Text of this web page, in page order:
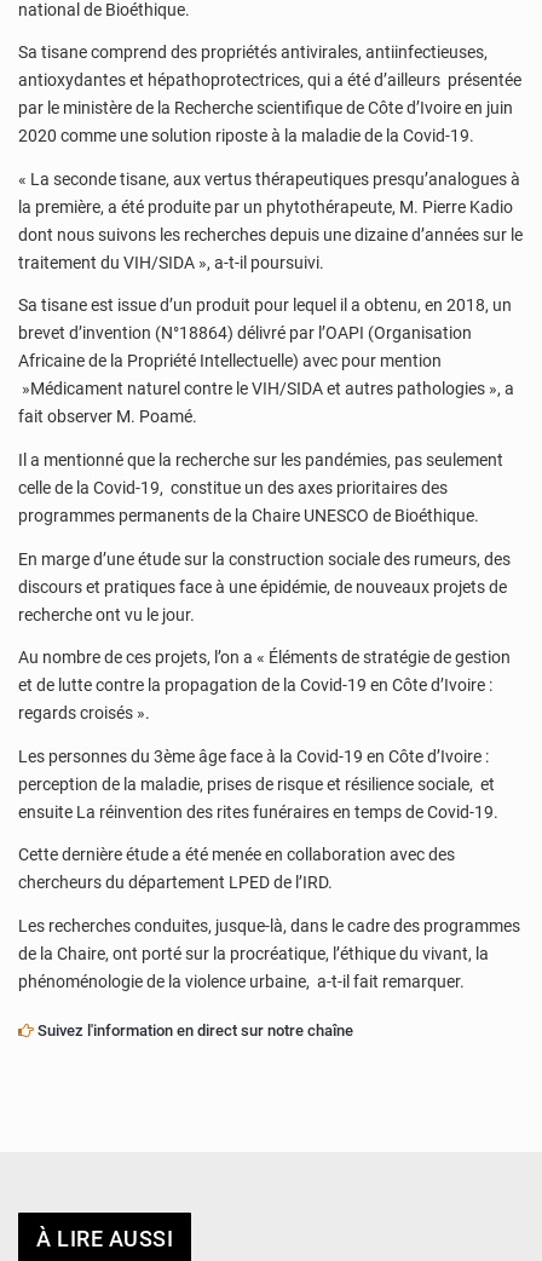
national de Bioéthique.
Sa tisane comprend des propriétés antivirales, antiinfectieuses,
antioxydantes et hépathoprotectrices, qui a été d’ailleurs présentée
par le ministère de la Recherche scientifique de Côte d’Ivoire en juin
2020 comme une solution riposte à la maladie de la Covid-19.
« La seconde tisane, aux vertus thérapeutiques presqu’analogues à
la première, a été produite par un phytothérapeute, M. Pierre Kadio
dont nous suivons les recherches depuis une dizaine d’années sur le
traitement du VIH/SIDA », a-t-il poursuivi.
Sa tisane est issue d’un produit pour lequel il a obtenu, en 2018, un
brevet d’invention (N°18864) délivré par l’OAPI (Organisation
Africaine de la Propriété Intellectuelle) avec pour mention
»Médicament naturel contre le VIH/SIDA et autres pathologies », a
fait observer M. Poamé.
Il a mentionné que la recherche sur les pandémies, pas seulement
celle de la Covid-19, constitue un des axes prioritaires des
programmes permanents de la Chaire UNESCO de Bioéthique.
En marge d’une étude sur la construction sociale des rumeurs, des
discours et pratiques face à une épidémie, de nouveaux projets de
recherche ont vu le jour.
Au nombre de ces projets, l’on a « Éléments de stratégie de gestion
et de lutte contre la propagation de la Covid-19 en Côte d’Ivoire :
regards croisés ».
Les personnes du 3ème âge face à la Covid-19 en Côte d’Ivoire :
perception de la maladie, prises de risque et résilience sociale, et
ensuite La réinvention des rites funéraires en temps de Covid-19.
Cette dernière étude a été menée en collaboration avec des
chercheurs du département LPED de l’IRD.
Les recherches conduites, jusque-là, dans le cadre des programmes
de la Chaire, ont porté sur la procréatique, l’éthique du vivant, la
phénoménologie de la violence urbaine, a-t-il fait remarquer.
Suivez l'information en direct sur notre chaîne
À LIRE AUSSI